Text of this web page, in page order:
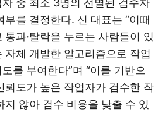
중 최소 3명의 선별된 검수자
부를 결정한다. 신 대표는 “이때
과·탈락을 누르는 사람들이 있
자체 개발한 알고리즘으로 작업
를 부여한다”며 “이를 기반으
뢰도가 높은 작업자가 검수한 작
지 않아 검수 비용을 낮출 수 있